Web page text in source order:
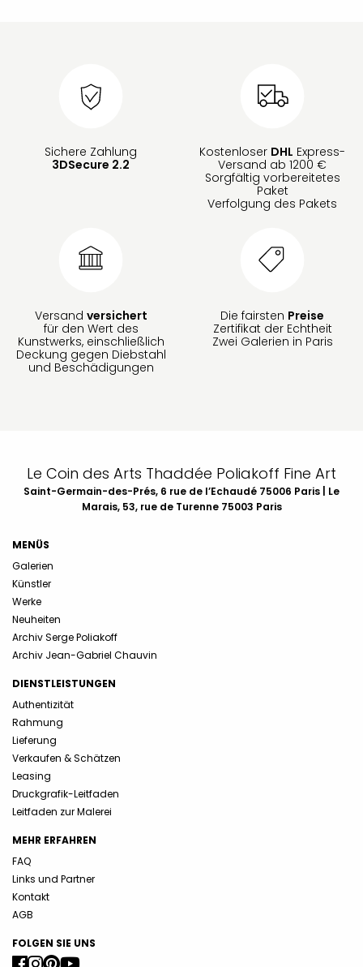
Sichere Zahlung
3DSecure 2.2
Kostenloser DHL Express-
Versand ab 1200 €
Sorgfältig vorbereitetes
Paket
Verfolgung des Pakets
Versand versichert
für den Wert des
Kunstwerks, einschließlich
Deckung gegen Diebstahl
und Beschädigungen
Die fairsten Preise
Zertifikat der Echtheit
Zwei Galerien in Paris
Le Coin des Arts Thaddée Poliakoff Fine Art
Saint-Germain-des-Prés, 6 rue de l’Echaudé 75006 Paris | Le
Marais, 53, rue de Turenne 75003 Paris
MENÜS
Galerien
Künstler
Werke
Neuheiten
Archiv Serge Poliakoff
Archiv Jean-Gabriel Chauvin
DIENSTLEISTUNGEN
Authentizität
Rahmung
Lieferung
Verkaufen & Schätzen
Leasing
Druckgrafik-Leitfaden
Leitfaden zur Malerei
MEHR ERFAHREN
FAQ
Links und Partner
Kontakt
AGB
FOLGEN SIE UNS